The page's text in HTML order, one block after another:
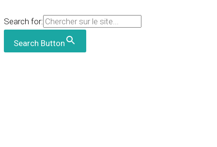
Search for:
Search Button